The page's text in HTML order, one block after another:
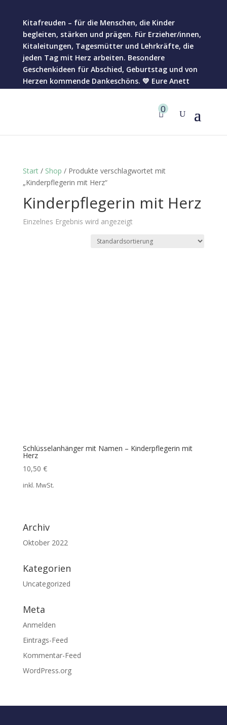
Kitafreuden – für die Menschen, die Kinder
begleiten, stärken und prägen. Für Erzieher/innen,
Kitaleitungen, Tagesmütter und Lehrkräfte, die
jeden Tag mit Herz arbeiten. Besondere
Geschenkideen für Abschied, Geburtstag und von
Herzen kommende Dankeschöns. 💛 Eure Anett
0
Start/ Shop / Produkte verschlagwortet mit
„Kinderpflegerin mit Herz“
Kinderpflegerin mit Herz
Einzelnes Ergebnis wird angezeigt
Schlüsselanhänger mit Namen – Kinderpflegerin mit
Herz
10,50 €
inkl. MwSt.
Archiv
Oktober 2022
Kategorien
Uncategorized
Meta
Anmelden
Eintrags-Feed
Kommentar-Feed
WordPress.org